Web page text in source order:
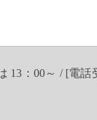
13：00～ / [電